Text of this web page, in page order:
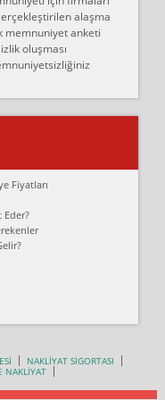
taşınacağı gün
yaptım.
kişiler ağrılı
dediler
bir
bölgesinde
Çok
alaşma
memnuniyet anketi
oluşması
Fiyatları
Eder?
NAKLİYAT SİGORTASI
NAKLİYAT